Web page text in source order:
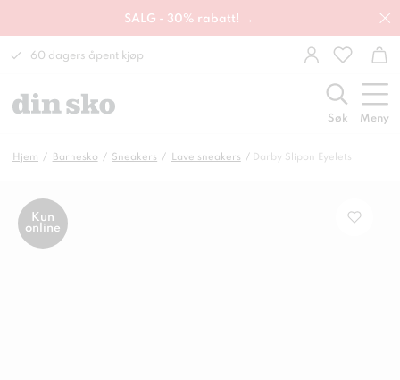
SALG - 30% rabatt! →
60 dagers åpent kjøp
Søk Meny
Hjem Barnesko Sneakers Lave sneakers Darby Slipon Eyelets
Kun
online